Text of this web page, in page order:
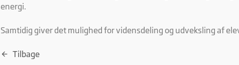
energi.
Samtidig giver det mulighed for vidensdeling og udveksling af
Tilbage